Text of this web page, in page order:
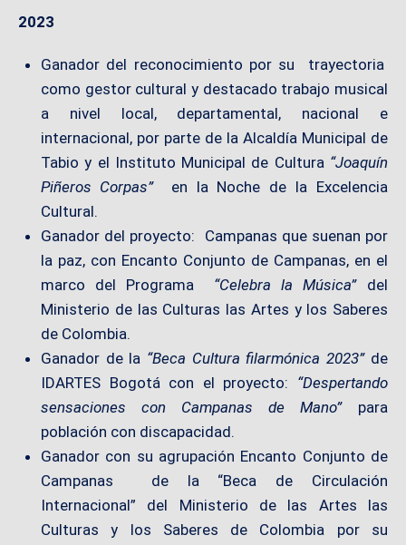
2023
Ganador del reconocimiento por su trayectoria
como gestor cultural y destacado trabajo musical
a nivel local, departamental, nacional e
internacional, por parte de la Alcaldía Municipal de
Tabio y el Instituto Municipal de Cultura “Joaquín
Piñeros Corpas”en la Noche de la Excelencia
Cultural.
Ganador del proyecto: Campanas que suenan por
la paz, con Encanto Conjunto de Campanas, en el
marco del Programa “Celebra la Música”del
Ministerio de las Culturas las Artes y los Saberes
de Colombia.
Ganador de la “Beca Cultura filarmónica 2023”de
IDARTES Bogotá con el proyecto: “Despertando
sensaciones con Campanas de Mano”para
población con discapacidad.
Ganador con su agrupación Encanto Conjunto de
Campanas de la “Beca de Circulación
Internacional” del Ministerio de las Artes las
Culturas y los Saberes de Colombia por su